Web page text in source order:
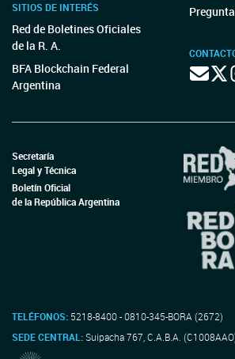
SITIOS DE INTERÉS
Red de Boletines Oficiales
de la R. A.
BFA Blockchain Federal
Argentina
Secretaría
Legal y Técnica
Boletín Oficial
de la República Argentina
TELÉFONOS: 5218-8400 - 0810-345-BORA (2672)
SEDE CENTRAL:Suipacha 767, C.A.B.A.